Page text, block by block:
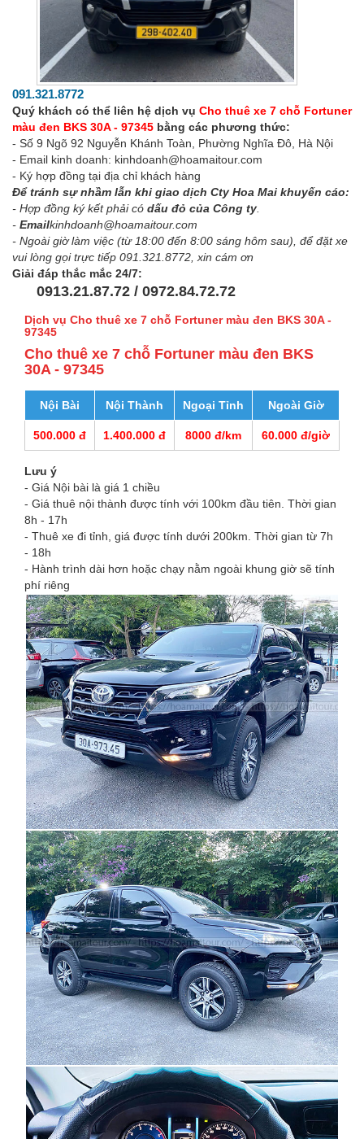
091.321.8772
Quý khách có thể liên hệ dịch vụ Cho thuê xe 7 chỗ Fortuner
màu đen BKS 30A - 97345 bằng các phương thức:
- Số 9 Ngõ 92 Nguyễn Khánh Toàn, Phường Nghĩa Đô, Hà Nội
- Email kinh doanh: kinhdoanh@hoamaitour.com
- Ký hợp đồng tại địa chỉ khách hàng
Để tránh sự nhầm lẫn khi giao dịch Cty Hoa Mai khuyến cáo:
- Hợp đồng ký kết phải có dấu đỏ của Công ty
- Emailkinhdoanh@hoamaitour.com
- Ngoài giờ làm việc (từ 18:00 đến 8:00 sáng hôm sau), để đặt xe
vui lòng gọi trực tiếp 091.321.8772, xin cám ơn
Giải đáp thắc mắc 24/7:
0913.21.87.72 / 0972.84.72.72
Dịch vụ Cho thuê xe 7 chỗ Fortuner màu đen BKS 30A -
97345
Cho thuê xe 7 chỗ Fortuner màu đen BKS
30A - 97345
Nội Bài Nội Thành Ngoại Tỉnh Ngoài Giờ
500.000 đ 1.400.000 đ 8000 đ/km 60.000 đ/giờ
Lưu ý
- Giá Nội bài là giá 1 chiều
- Giá thuê nội thành được tính với 100km đầu tiên. Thời gian
8h - 17h
- Thuê xe đi tỉnh, giá được tính dưới 200km. Thời gian từ 7h
- 18h
- Hành trình dài hơn hoặc chạy nằm ngoài khung giờ sẽ tính
phí riêng